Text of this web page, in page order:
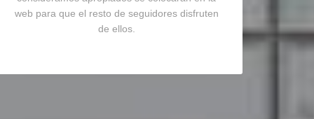
web para que el resto de seguidores disfruten
de ellos.